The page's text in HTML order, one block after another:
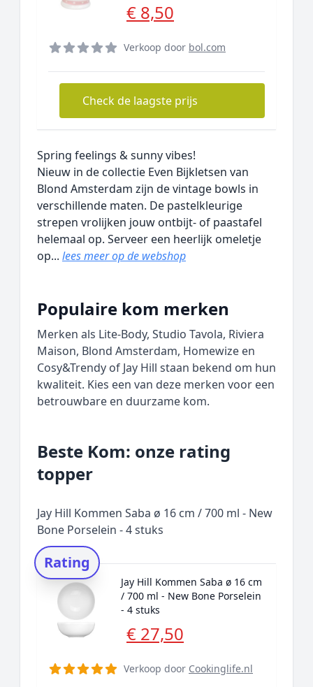
€ 8,50
Verkoop door bol.com
Check de laagste prijs
Spring feelings & sunny vibes!
Nieuw in de collectie Even Bijkletsen van
Blond Amsterdam zijn de vintage bowls in
verschillende maten. De pastelkleurige
strepen vrolijken jouw ontbijt- of paastafel
helemaal op. Serveer een heerlijk omeletje
op... lees meer op de webshop
Populaire kom merken
Merken als Lite-Body, Studio Tavola, Riviera
Maison, Blond Amsterdam, Homewize en
Cosy&Trendy of Jay Hill staan bekend om hun
kwaliteit. Kies een van deze merken voor een
betrouwbare en duurzame kom.
Beste Kom: onze rating
topper
Jay Hill Kommen Saba ø 16 cm / 700 ml - New
Bone Porselein - 4 stuks
Rating
Jay Hill Kommen Saba ø 16 cm
/ 700 ml - New Bone Porselein
- 4 stuks
€ 27,50
Verkoop door Cookinglife.nl